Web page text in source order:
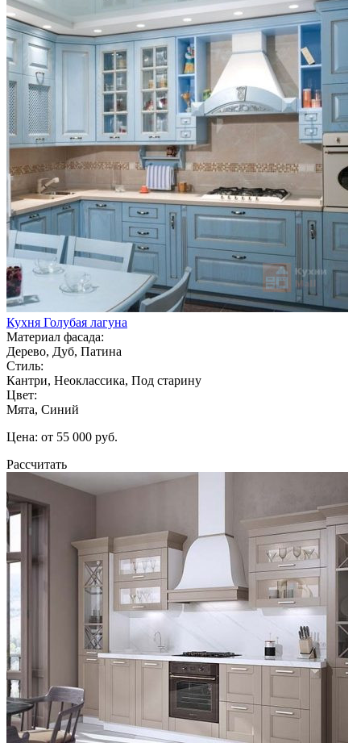
Кухня Голубая лагуна
Материал фасада:
Дерево, Дуб, Патина
Стиль:
Кантри, Неоклассика, Под старину
Цвет:
Мята, Синий
Цена: от 55 000 руб.
Рассчитать